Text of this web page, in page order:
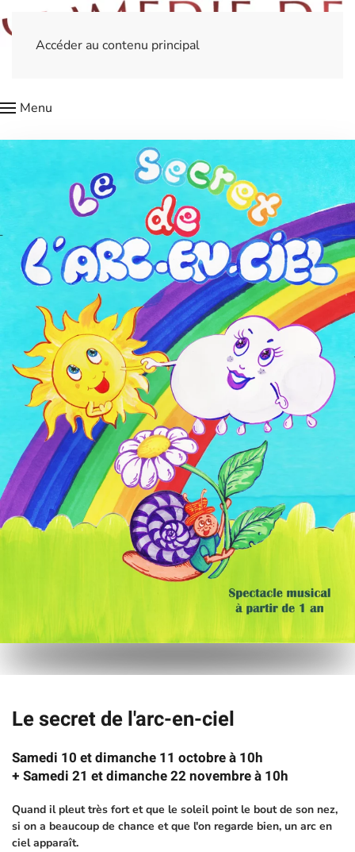
Accéder au contenu principal
Menu
Le secret de l'arc-en-ciel
Samedi 10 et dimanche 11 octobre à 10h
+ Samedi 21 et dimanche 22 novembre à 10h
Quand il pleut très fort et que le soleil point le bout de son nez,
si on a beaucoup de chance et que l'on regarde bien, un arc en
ciel apparaît.